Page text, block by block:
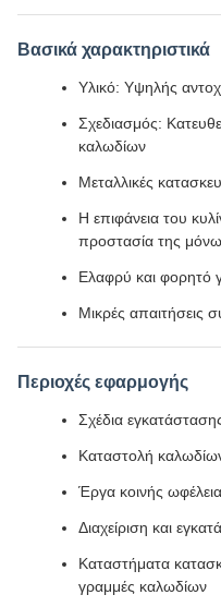
Βασικά χαρακτηριστικά
Υλικό: Υψηλής
Σχεδιασμός:
καλωδίων
Μεταλλικές
Η επιφάνεια του
προστασία της
Ελαφρύ και φορητό
Μικρές απαιτήσεις
Περιοχές εφαρμογής
Σχέδια
Καταστολή
Έργα κοινής
Διαχείριση και
Καταστήματα
γραμμές καλωδίων